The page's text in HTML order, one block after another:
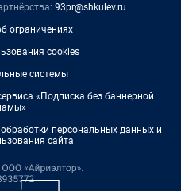
93pr@shkulev.ru
ограничениях
cookies
системы
«Подписка без баннерной
персональных данных и
сайта